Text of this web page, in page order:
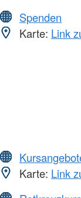
Spenden
Karte: Link
Karte: Link